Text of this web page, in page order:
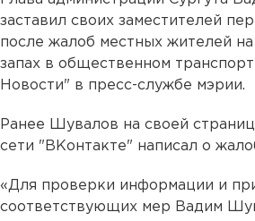
заставил своих заместителей
после жалоб местных жителей на
запах в общественном
Новости" в пресс-службе мэрии.
Ранее Шувалов на своей
сети "ВКонтакте" написал о
«Для проверки информации и
соответствующих мер Вадим